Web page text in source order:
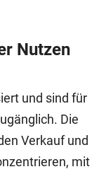
Nutzen
und sind für
Die
Verkauf und
mit